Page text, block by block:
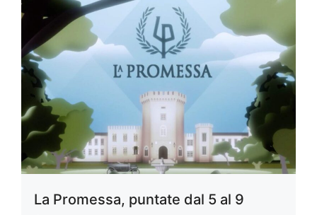
La Promessa, puntate dal 5 al 9